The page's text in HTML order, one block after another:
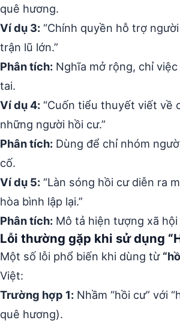
quê hương.
Ví dụ 3: “Chính quyền hỗ trợ
trận lũ lớn.”
Phân tích: Nghĩa mở rộng, chỉ
tai.
Ví dụ 4: “Cuốn tiểu thuyết viết về
những người hồi cư.”
Phân tích: Dùng để chỉ nhóm
cố.
Ví dụ 5: “Làn sóng hồi cư diễn ra
hòa bình lập lại.”
Phân tích: Mô tả hiện tượng xã
Lỗi thường gặp khi sử dụng
Một số lỗi phổ biến khi dùng từ
Việt:
Trường hợp 1: Nhầm “hồi cư” với
quê hương).